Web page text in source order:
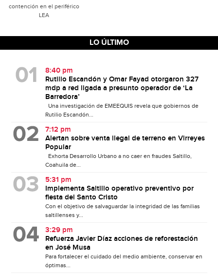
contención en el periférico
LEA
LO ÚLTIMO
8:40 pm
Rutilio Escandón y Omar Fayad otorgaron 327
mdp a red ligada a presunto operador de ‘La
Barredora’
Una investigación de EMEEQUIS revela que gobiernos de
Rutilio Escandón...
7:12 pm
Alertan sobre venta ilegal de terreno en Virreyes
Popular
Exhorta Desarrollo Urbano a no caer en fraudes Saltillo,
Coahuila de...
5:31 pm
Implementa Saltillo operativo preventivo por
fiesta del Santo Cristo
Con el objetivo de salvaguardar la integridad de las familias
saltillenses y...
3:29 pm
Refuerza Javier Díaz acciones de reforestación
en José Musa
Para fortalecer el cuidado del medio ambiente, conservar en
óptimas...